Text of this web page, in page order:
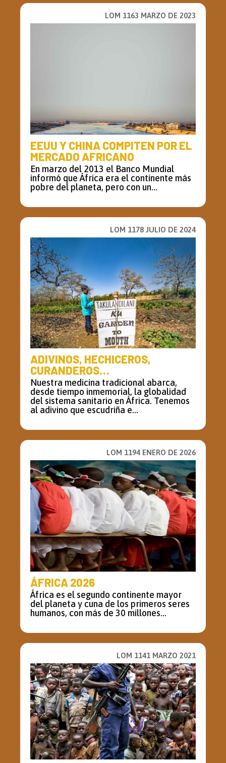
LOM 1163 MARZO DE 2023
EEUU Y CHINA COMPITEN POR EL
MERCADO AFRICANO
En marzo del 2013 el Banco Mundial
informó que África era el continente más
pobre del planeta, pero con un...
LOM 1178 JULIO DE 2024
ADIVINOS, HECHICEROS,
CURANDEROS…
Nuestra medicina tradicional abarca,
desde tiempo inmemorial, la globalidad
del sistema sanitario en África. Tenemos
al adivino que escudriña e...
LOM 1194 ENERO DE 2026
ÁFRICA 2026
África es el segundo continente mayor
del planeta y cuna de los primeros seres
humanos, con más de 30 millones...
LOM 1141 MARZO 2021